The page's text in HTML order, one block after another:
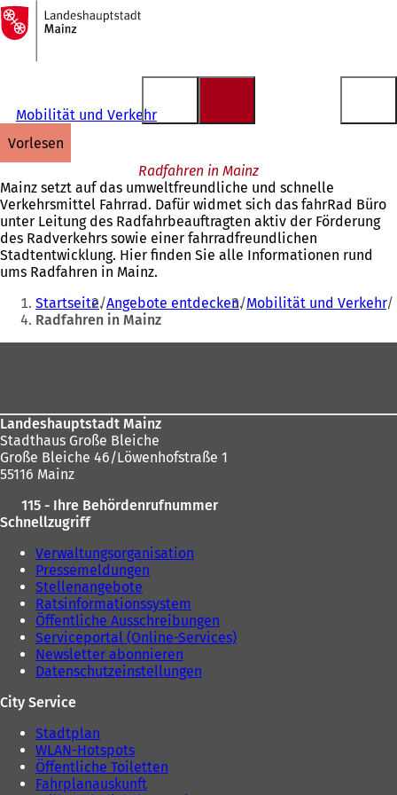
Inhalt anspringen
Zur
Startseite
Mobilität und Verkehr
vorlesen
Radfahren in Mainz
Mainz setzt auf das umweltfreundliche und schnelle
Verkehrsmittel Fahrrad. Dafür widmet sich das fahrRad Büro
unter Leitung des Radfahrbeauftragten aktiv der Förderung
des Radverkehrs sowie einer fahrradfreundlichen
Stadtentwicklung. Hier finden Sie alle Informationen rund
ums Radfahren in Mainz.
Sie
befinden
sich
Startseite Angebote entdecken Mobilität und Verkehr
Radfahren in Mainz
Landeshauptstadt Mainz
Stadthaus Große Bleiche
Große Bleiche 46/Löwenhofstraße 1
55116 Mainz
115 - Ihre Behördenrufnummer
Schnellzugriff
Verwaltungsorganisation
Pressemeldungen
Stellenangebote
Ratsinformationssystem
Öffentliche Ausschreibungen
Serviceportal (Online-Services)
Newsletter abonnieren
Datenschutzeinstellungen
City Service
Stadtplan
WLAN-Hotspots
Öffentliche Toiletten
Fahrplanauskunft